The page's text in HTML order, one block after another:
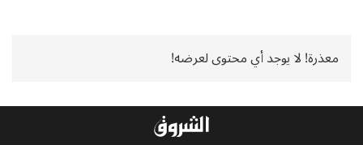
معذرة! لا يوجد أي محتوى لعرضه!